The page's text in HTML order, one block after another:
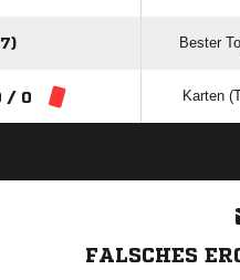
Bester
/ 0 Karten
FALSCHES